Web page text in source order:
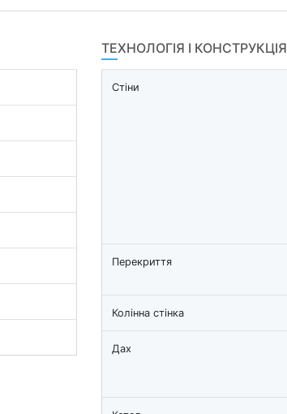
ТЕХНОЛОГІЯ І КОНСТРУКЦІЯ
Стіни
Перекриття
Колінна стінка
Дах